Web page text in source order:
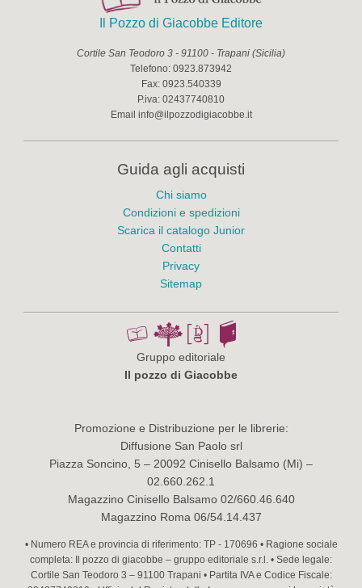
Il Pozzo di Giacobbe Editore
Cortile San Teodoro 3 - 91100 - Trapani (Sicilia)
Telefono: 0923.873942
Fax: 0923.540339
P.iva: 02437740810
Email info@ilpozzodigiacobbe.it
Guida agli acquisti
Chi siamo
Condizioni e spedizioni
Scarica il catalogo Junior
Contatti
Privacy
Sitemap
Gruppo editoriale
Il pozzo di Giacobbe
Promozione e Distribuzione per le librerie:
Diffusione San Paolo srl
Piazza Soncino, 5 – 20092 Cinisello Balsamo (Mi) –
02.660.262.1
Magazzino Cinisello Balsamo 02/660.46.640
Magazzino Roma 06/54.14.437
• Numero REA e provincia di riferimento: TP - 170696 • Ragione sociale
completa: Il pozzo di giacobbe – gruppo editoriale s.r.l. • Sede legale:
Cortile San Teodoro 3 – 91100 Trapani • Partita IVA e Codice Fiscale: